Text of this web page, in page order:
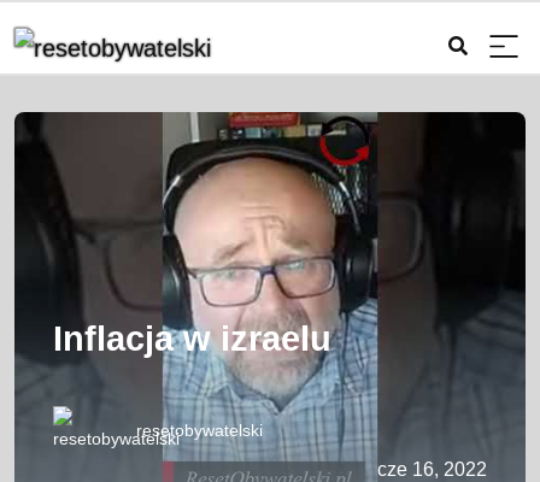
Inflacja w izraelu
resetobywatelski
cze 16, 2022